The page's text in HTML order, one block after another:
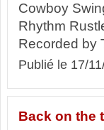
Cowboy
Rhythm
Recorded by
Publié le 17/
Back on the